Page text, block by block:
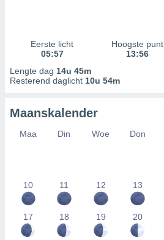
Eerste licht
05:57
Hoogste punt
13:56
Lengte dag 14u 45m
Resterend daglicht 10u 54m
Maanskalender
Maa Din Woe Don
10 11 12 13
17 18 19 20